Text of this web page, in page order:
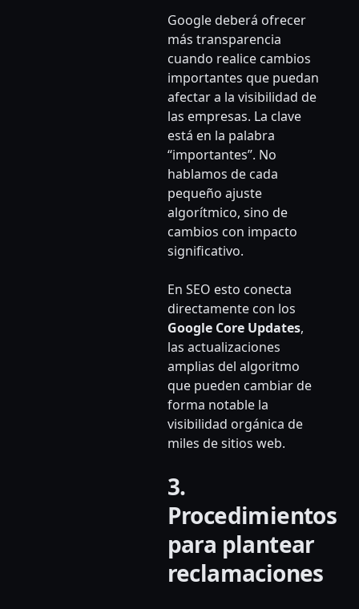
Google deberá ofrecer
más transparencia
cuando realice cambios
importantes que puedan
afectar a la visibilidad de
las empresas. La clave
está en la palabra
“importantes”. No
hablamos de cada
pequeño ajuste
algorítmico, sino de
cambios con impacto
significativo.
En SEO esto conecta
directamente con los
Google Core Updates,
las actualizaciones
amplias del algoritmo
que pueden cambiar de
forma notable la
visibilidad orgánica de
miles de sitios web.
3.
Procedimientos
para plantear
reclamaciones